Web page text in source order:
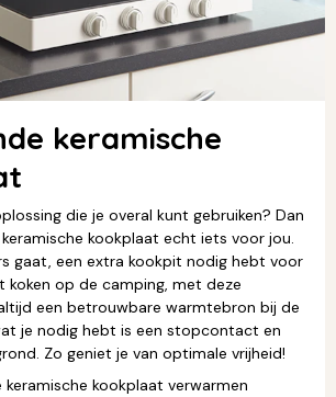
keramische
die je overal kunt gebruiken? Dan
kookplaat echt iets voor jou.
gaat, een extra kookpit nodig hebt voor
koken op de camping, met deze
een betrouwbare warmtebron bij de
je nodig hebt is een stopcontact en
Zo geniet je van optimale vrijheid!
keramische kookplaat verwarmen